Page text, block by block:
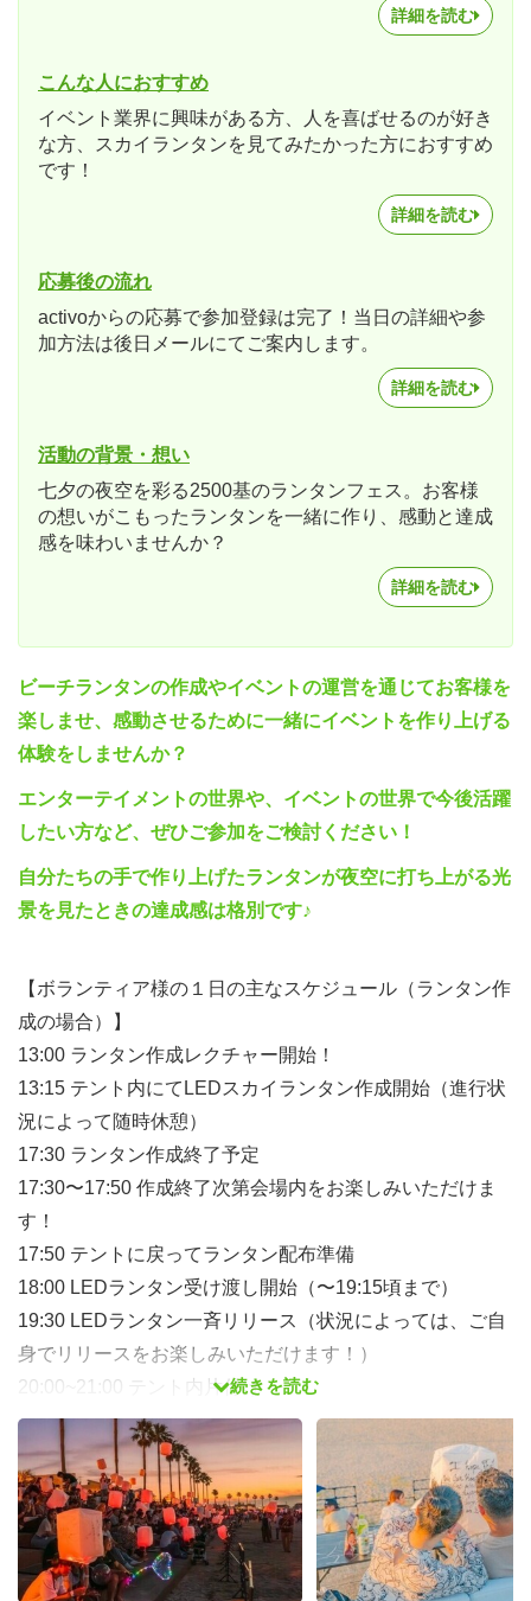
詳細を読む
こんな人におすすめ
イベント業界に興味がある方、人を喜ばせるのが好き
な方、スカイランタンを見てみたかった方におすすめ
です！
詳細を読む
応募後の流れ
activoからの応募で参加登録は完了！当日の詳細や参
加方法は後日メールにてご案内します。
詳細を読む
活動の背景・想い
七夕の夜空を彩る2500基のランタンフェス。お客様
の想いがこもったランタンを一緒に作り、感動と達成
感を味わいませんか？
詳細を読む
ビーチランタンの作成やイベントの運営を通じてお客様を
楽しませ、感動させるために一緒にイベントを作り上げる
体験をしませんか？
エンターテイメントの世界や、イベントの世界で今後活躍
したい方など、ぜひご参加をご検討ください！
自分たちの手で作り上げたランタンが夜空に打ち上がる光
景を見たときの達成感は格別です♪
【ボランティア様の１日の主なスケジュール（ランタン作
成の場合）】
13:00 ランタン作成レクチャー開始！
13:15 テント内にてLEDスカイランタン作成開始（進行状
況によって随時休憩）
17:30 ランタン作成終了予定
17:30〜17:50 作成終了次第会場内をお楽しみいただけま
す！
17:50 テントに戻ってランタン配布準備
18:00 LEDランタン受け渡し開始（〜19:15頃まで）
19:30 LEDランタン一斉リリース（状況によっては、ご自
身でリリースをお楽しみいただけます！）
20:00~21:00 テント内片付け
21:00 集合・終礼・解散（最終片付けまでお手伝いいただ
けると、運営は大変助かります。。。）
続きを読む